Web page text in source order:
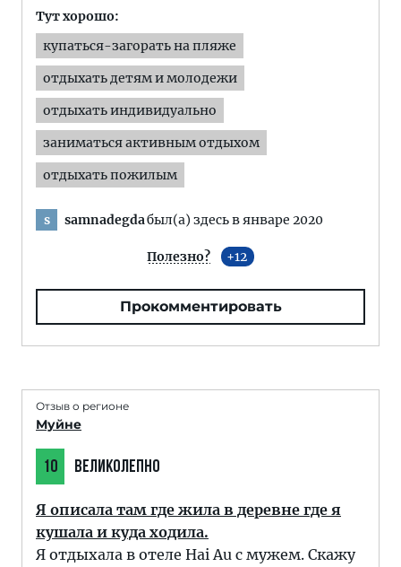
Тут хорошо:
купаться-загорать на пляже
отдыхать детям и молодежи
отдыхать индивидуально
заниматься активным отдыхом
отдыхать пожилым
s samnadegdaбыл(а) здесь в январе 2020
Полезно? 12
Прокомментировать
Отзыв о регионе
Муйне
10 ВЕЛИКОЛЕПНО
Я описала там где жила в деревне где я
кушала и куда ходила.
Я отдыхала в отеле Hai Au с мужем. Скажу